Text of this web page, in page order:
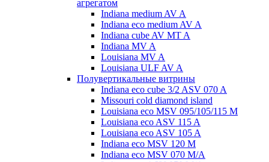
агрегатом
Indiana medium AV A
Indiana eco medium AV A
Indiana cube AV MT A
Indiana MV A
Louisiana MV A
Louisiana ULF AV A
Полувертикальные витрины
Indiana eco cube 3/2 ASV 070 A
Missouri cold diamond island
Louisiana eco MSV 095/105/115 M
Louisiana eco ASV 115 A
Louisiana eco ASV 105 A
Indiana eco MSV 120 M
Indiana eco MSV 070 M/A